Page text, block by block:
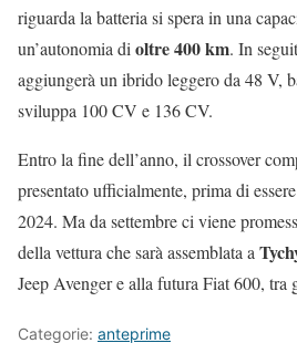
riguarda la batteria si spera in una
un’autonomia dioltre 400 km. In
aggiungerà un ibrido leggero da 48 V,
sviluppa 100 CV e 136 CV.
Entro la fine dell’anno, il crossover
presentato ufficialmente, prima di
2024. Ma da settembre ci viene
della vettura che sarà assemblata a
Jeep Avenger e alla futura Fiat 600,
Categorie: anteprime